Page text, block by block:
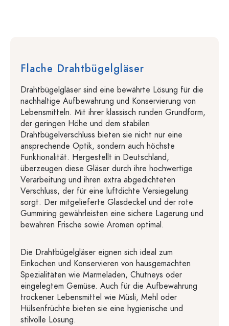
Flache Drahtbügelgläser
Drahtbügelgläser sind eine bewährte Lösung für die
nachhaltige Aufbewahrung und Konservierung von
Lebensmitteln. Mit ihrer klassisch runden Grundform,
der geringen Höhe und dem stabilen
Drahtbügelverschluss bieten sie nicht nur eine
ansprechende Optik, sondern auch höchste
Funktionalität. Hergestellt in Deutschland,
überzeugen diese Gläser durch ihre hochwertige
Verarbeitung und ihren extra abgedichteten
Verschluss, der für eine luftdichte Versiegelung
sorgt. Der mitgelieferte Glasdeckel und der rote
Gummiring gewährleisten eine sichere Lagerung und
bewahren Frische sowie Aromen optimal.
Die Drahtbügelgläser eignen sich ideal zum
Einkochen und Konservieren von hausgemachten
Spezialitäten wie Marmeladen, Chutneys oder
eingelegtem Gemüse. Auch für die Aufbewahrung
trockener Lebensmittel wie Müsli, Mehl oder
Hülsenfrüchte bieten sie eine hygienische und
stilvolle Lösung.